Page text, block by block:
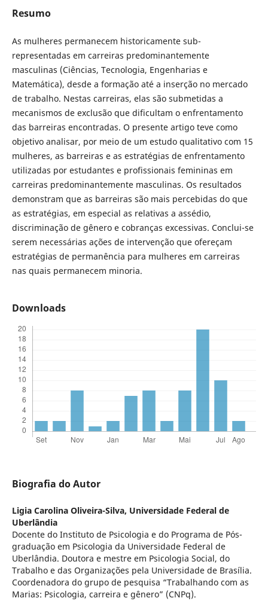
Resumo
As mulheres permanecem historicamente sub-
representadas em carreiras predominantemente
masculinas (Ciências, Tecnologia, Engenharias e
Matemática), desde a formação até a inserção no mercado
de trabalho. Nestas carreiras, elas são submetidas a
mecanismos de exclusão que dificultam o enfrentamento
das barreiras encontradas. O presente artigo teve como
objetivo analisar, por meio de um estudo qualitativo com 15
mulheres, as barreiras e as estratégias de enfrentamento
utilizadas por estudantes e profissionais femininas em
carreiras predominantemente masculinas. Os resultados
demonstram que as barreiras são mais percebidas do que
as estratégias, em especial as relativas a assédio,
discriminação de gênero e cobranças excessivas. Conclui-se
serem necessárias ações de intervenção que ofereçam
estratégias de permanência para mulheres em carreiras
nas quais permanecem minoria.
Downloads
Biografia do Autor
Ligia Carolina Oliveira-Silva, Universidade Federal de
Uberlândia
Docente do Instituto de Psicologia e do Programa de Pós-
graduação em Psicologia da Universidade Federal de
Uberlândia. Doutora e mestre em Psicologia Social, do
Trabalho e das Organizações pela Universidade de Brasília.
Coordenadora do grupo de pesquisa “Trabalhando com as
Marias: Psicologia, carreira e gênero” (CNPq).